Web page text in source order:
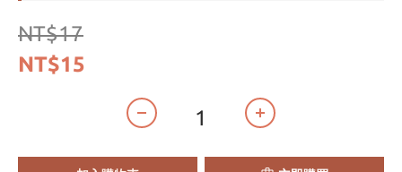
NT$17
NT$15